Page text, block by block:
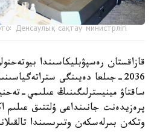
Денсаулық сақтау министрлігі
قازاقستان رەسپۋبليكاسىندا
2036-جىلعا دەيىنگى
ساقتاۋ مينيسترلىگىنىڭ عىلىمي-
پرەزيدەنت جانىنداعى ۇلتتىق عىلىم
وتكەن بىرلەسكەن وتىرىسىندا